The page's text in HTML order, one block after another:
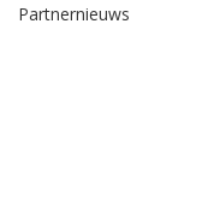
Partnernieuws